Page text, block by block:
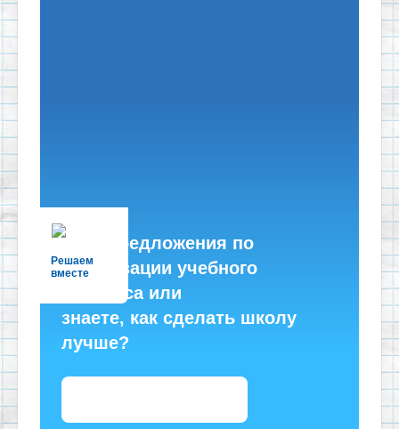
Решаем
вместе
Есть предложения по
организации учебного
процесса или
знаете, как сделать школу
лучше?